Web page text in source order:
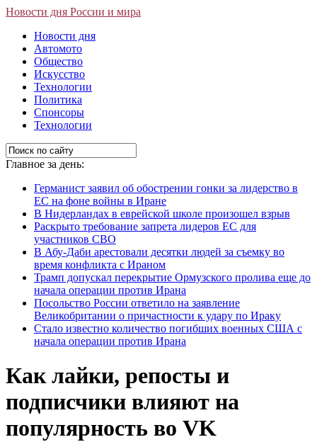
Новости дня России и мира
Новости дня
Автомото
Общество
Искусство
Технологии
Политика
Спонсоры
Технологии
Главное за день:
Германист заявил об обострении гонки за лидерство в
ЕС на фоне войны в Иране
В Нидерландах в еврейской школе произошел взрыв
Раскрыто требование запрета лидеров ЕС для
участников СВО
В Абу-Даби арестовали десятки людей за съемку во
время конфликта с Ираном
Трамп допускал перекрытие Ормузского пролива еще до
начала операции против Ирана
Посольство России ответило на заявление
Великобритании о причастности к удару по Ираку
Стало известно количество погибших военных США с
начала операции против Ирана
Как лайки, репосты и
подписчики влияют на
популярность во VK